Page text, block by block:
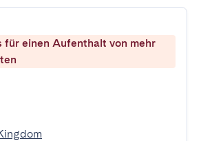
für einen Aufenthalt von mehr